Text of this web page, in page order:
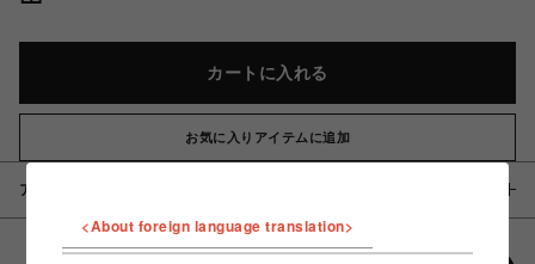
カートに入れる
お気に入りアイテムに追加
アイテム説明 / 素材
<About foreign language translation>